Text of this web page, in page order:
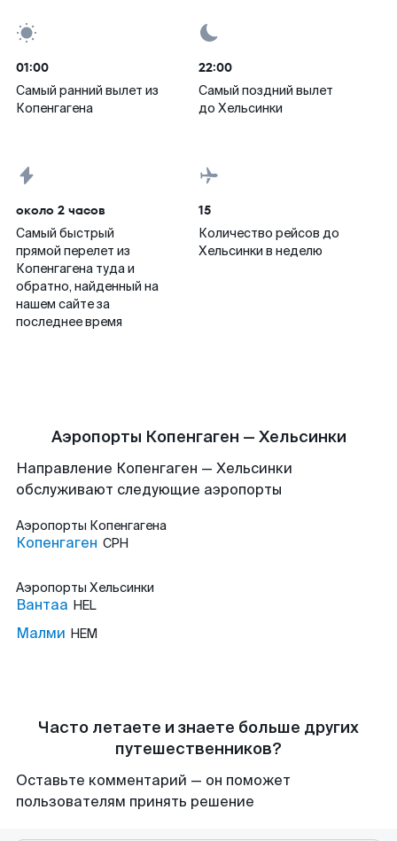
01:00
Самый ранний вылет из
Копенгагена
22:00
Самый поздний вылет
до Хельсинки
около 2 часов
Самый быстрый
прямой перелет из
Копенгагена туда и
обратно, найденный на
нашем сайте за
последнее время
15
Количество рейсов до
Хельсинки в неделю
Аэропорты Копенгаген — Хельсинки
Направление Копенгаген — Хельсинки
обслуживают следующие аэропорты
Аэропорты Копенгагена
Копенгаген CPH
Аэропорты Хельсинки
Вантаа HEL
Малми HEM
Часто летаете и знаете больше других
путешественников?
Оставьте комментарий — он поможет
пользователям принять решение